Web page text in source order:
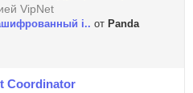
VipNet
i.. от Panda
Coordinator